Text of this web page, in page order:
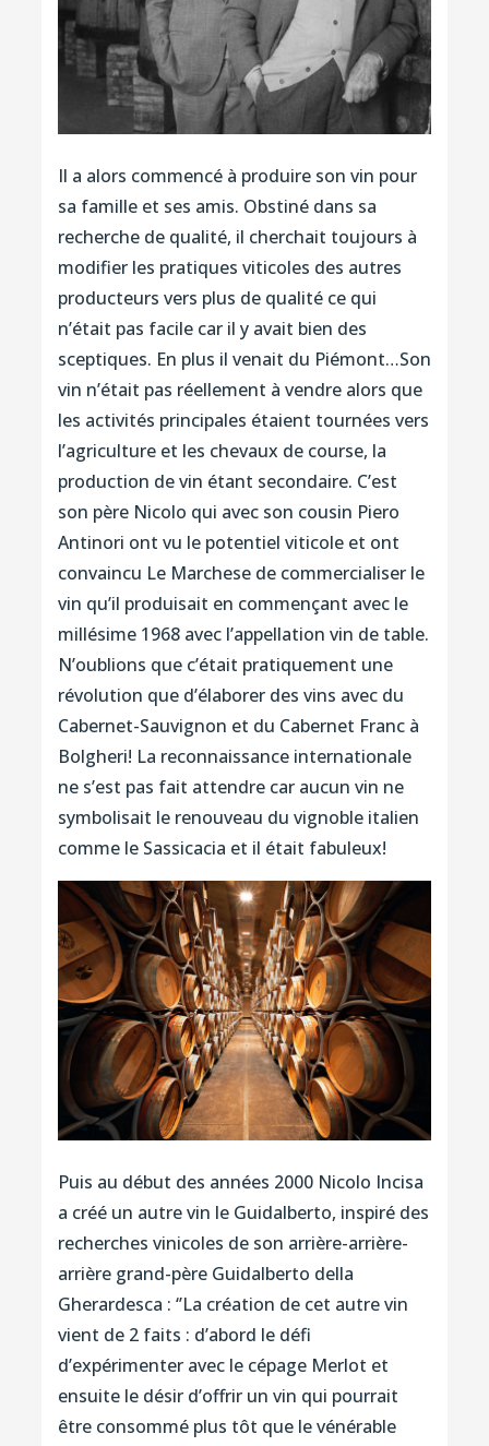
Il a alors commencé à produire son vin pour
sa famille et ses amis. Obstiné dans sa
recherche de qualité, il cherchait toujours à
modifier les pratiques viticoles des autres
producteurs vers plus de qualité ce qui
n’était pas facile car il y avait bien des
sceptiques. En plus il venait du Piémont…Son
vin n’était pas réellement à vendre alors que
les activités principales étaient tournées vers
l’agriculture et les chevaux de course, la
production de vin étant secondaire. C’est
son père Nicolo qui avec son cousin Piero
Antinori ont vu le potentiel viticole et ont
convaincu Le Marchese de commercialiser le
vin qu’il produisait en commençant avec le
millésime 1968 avec l’appellation vin de table.
N’oublions que c’était pratiquement une
révolution que d’élaborer des vins avec du
Cabernet-Sauvignon et du Cabernet Franc à
Bolgheri! La reconnaissance internationale
ne s’est pas fait attendre car aucun vin ne
symbolisait le renouveau du vignoble italien
comme le Sassicacia et il était fabuleux!
Puis au début des années 2000 Nicolo Incisa
a créé un autre vin le Guidalberto, inspiré des
recherches vinicoles de son arrière-arrière-
arrière grand-père Guidalberto della
Gherardesca : ‘’La création de cet autre vin
vient de 2 faits : d’abord le défi
d’expérimenter avec le cépage Merlot et
ensuite le désir d’offrir un vin qui pourrait
être consommé plus tôt que le vénérable